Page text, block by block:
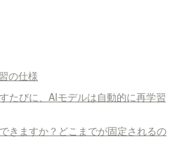
の仕様
たびに、AIモデルは自動的に再学習
きますか？どこまでが固定されるの